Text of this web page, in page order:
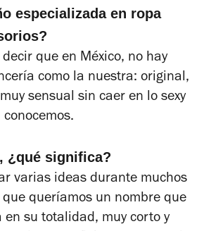
especializada en ropa
que en México, no hay
como la nuestra: original,
sensual sin caer en lo sexy
¿qué significa?
varias ideas durante muchos
queríamos un nombre que
en su totalidad, muy corto y